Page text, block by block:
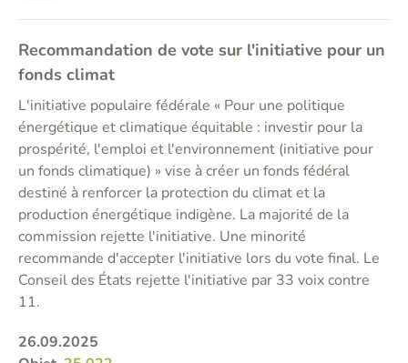
Recommandation de vote sur l'initiative pour un
fonds climat
L'initiative populaire fédérale « Pour une politique
énergétique et climatique équitable : investir pour la
prospérité, l'emploi et l'environnement (initiative pour
un fonds climatique) » vise à créer un fonds fédéral
destiné à renforcer la protection du climat et la
production énergétique indigène. La majorité de la
commission rejette l'initiative. Une minorité
recommande d'accepter l'initiative lors du vote final. Le
Conseil des États rejette l'initiative par 33 voix contre
11.
26.09.2025